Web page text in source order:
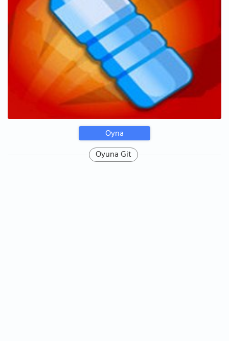
Oyna
Oyuna Git